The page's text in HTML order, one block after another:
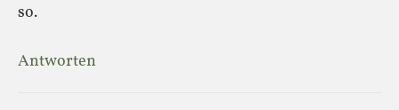
so.
Antworten